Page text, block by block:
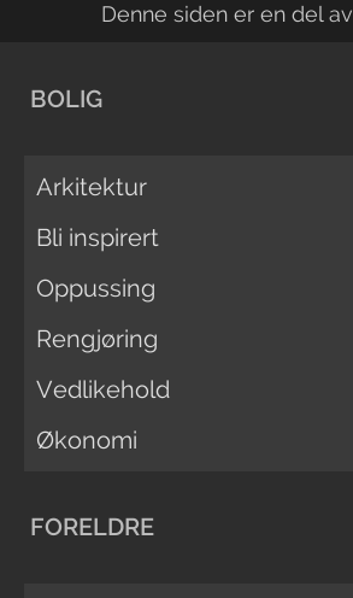
Denne siden er en del av
BOLIG
Arkitektur
Bli inspirert
Oppussing
Rengjøring
Vedlikehold
Økonomi
FORELDRE